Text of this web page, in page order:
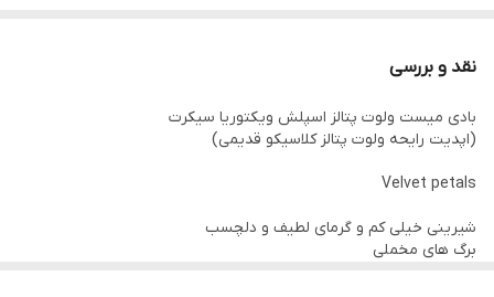
رایحه شکوفه ای و گلی
نت بادام و میوه ستاره ای،شکوفه زردآلو،گل نیلوفر آبی و شیر نارگیل
نت های انتهایی چوب صندل مشک و وانیل
نقد و بررسی
بادی میست ولوت پتالز اسپلش ویکتوریا سیکرت
(اپدیت رایحه ولوت پتالز کلاسیکو قدیمی)
Velvet petals
برگ های مخملی